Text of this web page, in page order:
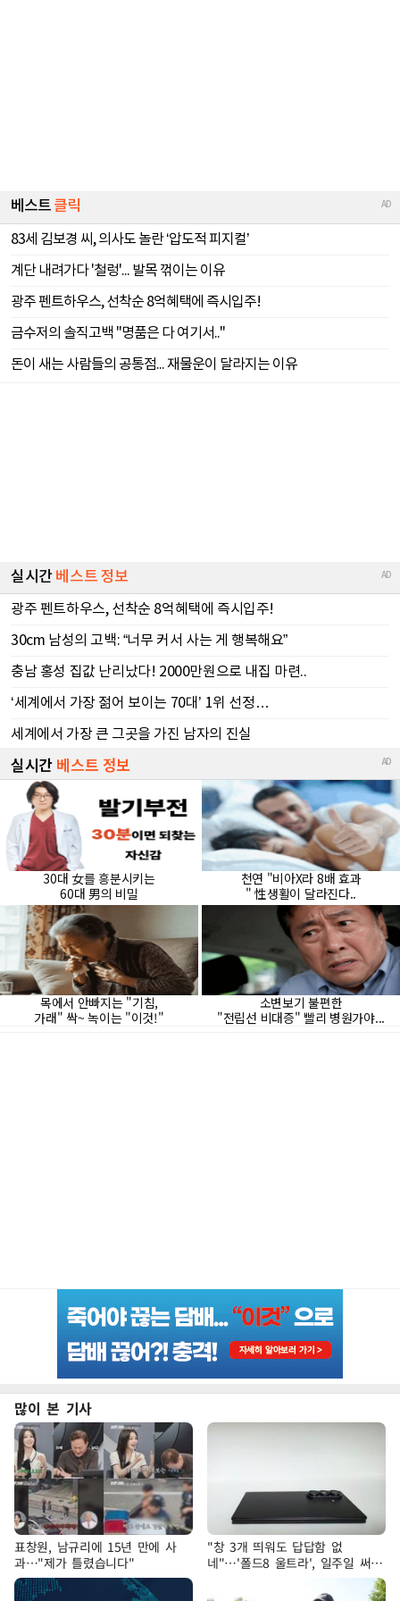
많이 본 기사
표창원, 남규리에 15년 만에 사
과…"제가 틀렸습니다"
"창 3개 띄워도 답답함 없
네"…'폴드8 울트라', 일주일 써보